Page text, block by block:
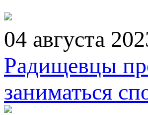
04 августа
Радищевцы
заниматься